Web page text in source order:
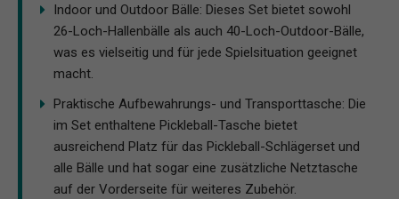
Indoor und Outdoor Bälle: Dieses Set bietet sowohl
26-Loch-Hallenbälle als auch 40-Loch-Outdoor-Bälle,
was es vielseitig und für jede Spielsituation geeignet
macht.
Praktische Aufbewahrungs- und Transporttasche: Die
im Set enthaltene Pickleball-Tasche bietet
ausreichend Platz für das Pickleball-Schlägerset und
alle Bälle und hat sogar eine zusätzliche Netztasche
auf der Vorderseite für weiteres Zubehör.